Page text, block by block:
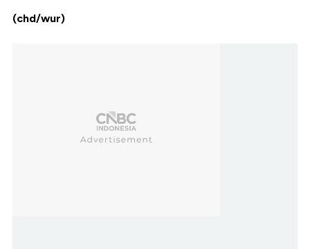
(chd/wur)